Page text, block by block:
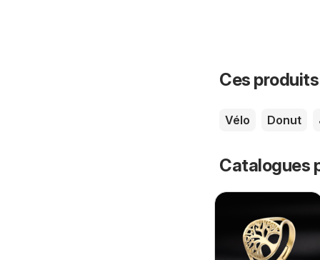
Ces
Vélo Donut
Catalogues